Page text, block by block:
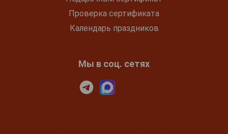
Проверка сертификата
Календарь праздников
Мы в соц. сетях